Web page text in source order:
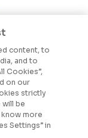
content, to
and to
Cookies”,
on our
strictly
be
more
Settings” in